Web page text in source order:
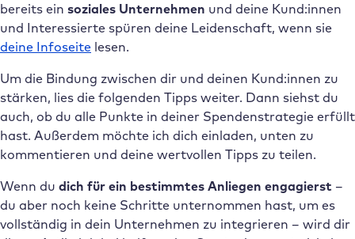
bereits ein soziales Unternehmen und deine Kund:innen
und Interessierte spüren deine Leidenschaft, wenn sie
deine Infoseite lesen.
Um die Bindung zwischen dir und deinen Kund:innen zu
stärken, lies die folgenden Tipps weiter. Dann siehst du
auch, ob du alle Punkte in deiner Spendenstrategie erfüllt
hast. Außerdem möchte ich dich einladen, unten zu
kommentieren und deine wertvollen Tipps zu teilen.
Wenn du dich für ein bestimmtes Anliegen engagierst –
du aber noch keine Schritte unternommen hast, um es
vollständig in dein Unternehmen zu integrieren – wird dir